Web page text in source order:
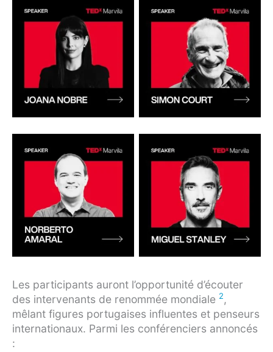
Les participants auront l’opportunité d’écouter
des intervenants de renommée mondiale 2,
mêlant figures portugaises influentes et penseurs
internationaux. Parmi les conférenciers annoncés
: